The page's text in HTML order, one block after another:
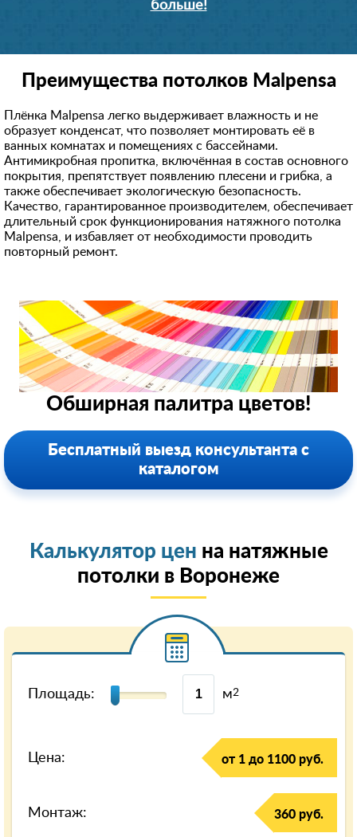
больше!
Преимущества потолков Malpensa
Плёнка Malpensa легко выдерживает влажность и не
образует конденсат, что позволяет монтировать её в
ванных комнатах и помещениях с бассейнами.
Антимикробная пропитка, включённая в состав основного
покрытия, препятствует появлению плесени и грибка, а
также обеспечивает экологическую безопасность.
Качество, гарантированное производителем, обеспечивает
длительный срок функционирования натяжного потолка
Malpensa, и избавляет от необходимости проводить
повторный ремонт.
Обширная палитра цветов!
Бесплатный выезд консультанта с
каталогом
Калькулятор цен на натяжные
потолки в Воронеже
Площадь: м2
Цена: от 1 до 1100 руб.
Монтаж: 360 руб.